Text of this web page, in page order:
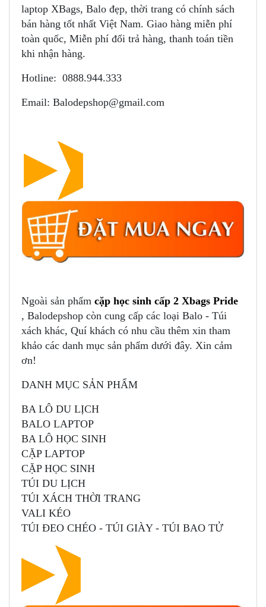
laptop XBags, Balo đẹp, thời trang có chính sách
bán hàng tốt nhất Việt Nam. Giao hàng miễn phí
toàn quốc, Miễn phí đổi trả hàng, thanh toán tiền
khi nhận hàng.
Hotline: 0888.944.333
Email: Balodepshop@gmail.com
Ngoài sản phẩm cặp học sinh cấp 2 Xbags Pride
, Balodepshop còn cung cấp các loại Balo - Túi
xách khác, Quí khách có nhu cầu thêm xin tham
khảo các danh mục sản phẩm dưới đây. Xin cảm
ơn!
DANH MỤC SẢN PHẨM
BA LÔ DU LỊCH
BALO LAPTOP
BA LÔ HỌC SINH
CẶP LAPTOP
CẶP HỌC SINH
TÚI DU LỊCH
TÚI XÁCH THỜI TRANG
VALI KÉO
TÚI ĐEO CHÉO - TÚI GIÀY - TÚI BAO TỬ